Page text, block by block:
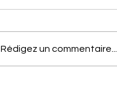
Rédigez un commentaire...